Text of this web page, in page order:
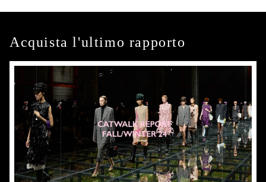
Acquista l'ultimo rapporto